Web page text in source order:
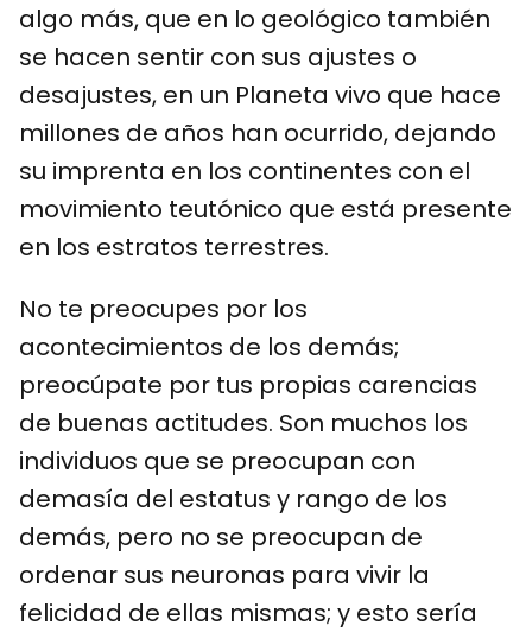
algo más, que en lo geológico también
se hacen sentir con sus ajustes o
desajustes, en un Planeta vivo que hace
millones de años han ocurrido, dejando
su imprenta en los continentes con el
movimiento teutónico que está presente
en los estratos terrestres.
No te preocupes por los
acontecimientos de los demás;
preocúpate por tus propias carencias
de buenas actitudes. Son muchos los
individuos que se preocupan con
demasía del estatus y rango de los
demás, pero no se preocupan de
ordenar sus neuronas para vivir la
felicidad de ellas mismas; y esto sería